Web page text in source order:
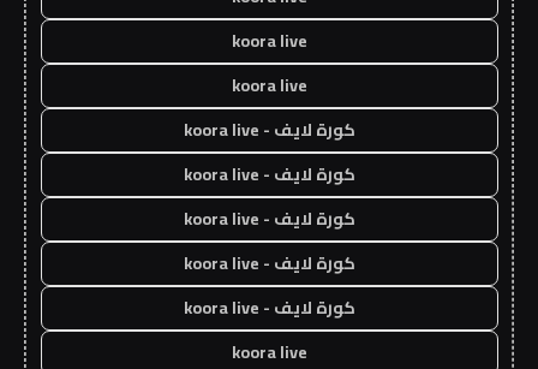
koora live
koora live
كورة لايف - koora live
كورة لايف - koora live
كورة لايف - koora live
كورة لايف - koora live
كورة لايف - koora live
koora live